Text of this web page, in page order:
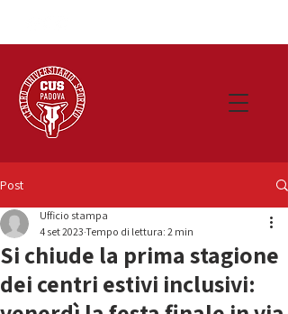
Post
Si chiude la prima stagione
dei centri estivi inclusivi:
Ufficio stampa
4 set 2023 Tempo di lettura: 2 min